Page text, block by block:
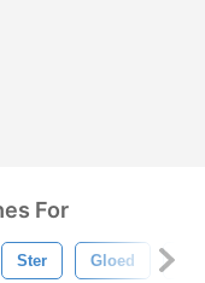
For
Ster Gloed